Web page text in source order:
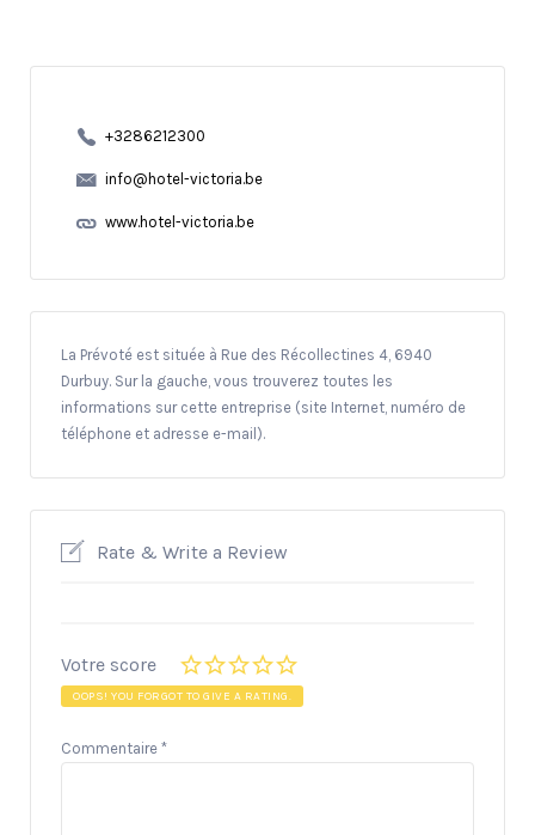
+3286212300
info@hotel-victoria.be
www.hotel-victoria.be
La Prévoté est située à Rue des Récollectines 4, 6940
Durbuy. Sur la gauche, vous trouverez toutes les
informations sur cette entreprise (site Internet, numéro de
téléphone et adresse e-mail).
Rate & Write a Review
Votre score
OOPS! YOU FORGOT TO GIVE A RATING.
Commentaire *